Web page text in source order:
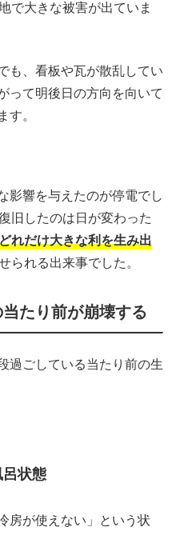
で大きな被害が出ていま
も、看板や瓦が散乱してい
って明後日の方向を向いて
す。
影響を与えたのが停電でし
旧したのは日が変わった
れだけ大きな利を生み出
られる出来事でした。
たり前が崩壊する
過ごしている当たり前の生
状態
房が使えない」という状